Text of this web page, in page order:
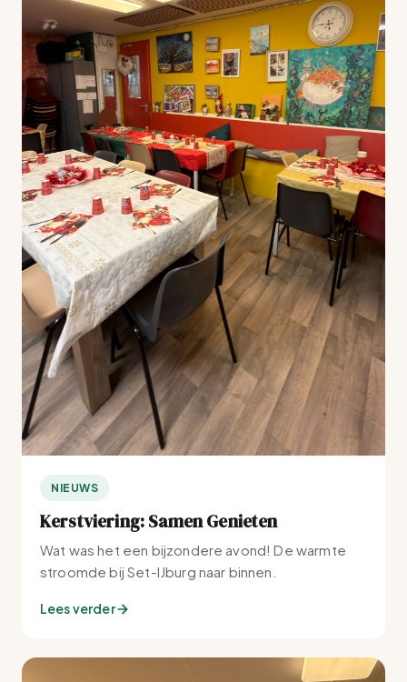
NIEUWS
Kerstviering: Samen Genieten
Wat was het een bijzondere avond! De warmte
stroomde bij Set-IJburg naar binnen.
Lees verder